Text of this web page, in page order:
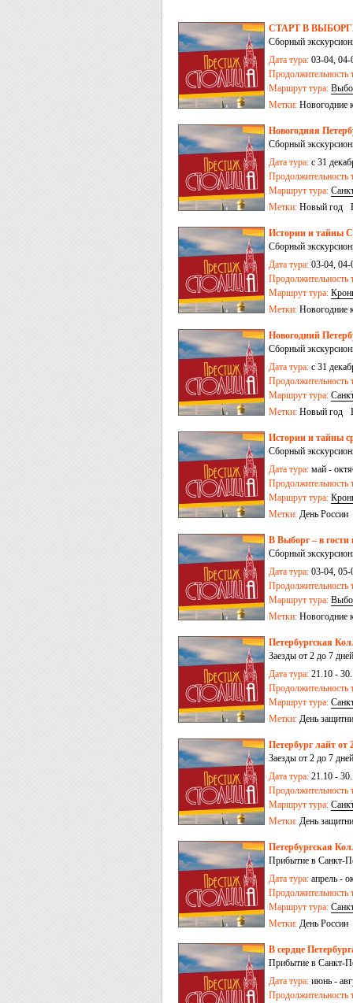
СТАРТ В ВЫБОРГЕ:
Сборный
Дата тура: 03-04, 04-
Продолжительность
Маршрут тура:
Метки: Новогодние
Новогодняя
Сборный
Дата тура: с 31
Продолжительность
Маршрут тура:
Метки: Новый год
Истории и тайны
Сборный
Дата тура: 03-04, 04-
Продолжительность
Маршрут тура:
Метки: Новогодние
Новогодний
Сборный
Дата тура: с 31
Продолжительность
Маршрут тура:
Метки: Новый год
Истории и тайны
Сборный
Дата тура: май -
Продолжительность
Маршрут тура:
Метки: День России
В Выборг – в
Сборный
Дата тура: 03-04, 05-
Продолжительность
Маршрут тура:
Метки: Новогодние
Петербургская
Заезды от 2 до 7
Дата тура: 21.10 -
Продолжительность
Маршрут тура:
Метки: День
Петербург лайт от
Заезды от 2 до 7
Дата тура: 21.10 -
Продолжительность
Маршрут тура:
Метки: День
Петербургская
Прибытие в Санкт-
Дата тура: апрель -
Продолжительность
Маршрут тура:
Метки: День России
В сердце
Прибытие в Санкт-
Дата тура: июнь -
Продолжительность